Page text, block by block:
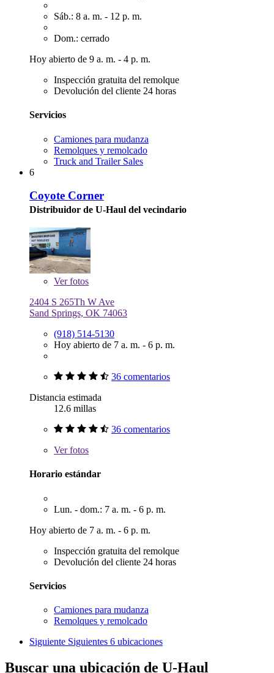
Sáb.: 8 a. m. - 12 p. m.
Dom.: cerrado
Hoy abierto de 9 a. m. - 4 p. m.
Inspección gratuita del remolque
Devolución del cliente 24 horas
Servicios
Camiones para mudanza
Remolques y remolcado
Truck and Trailer Sales
6
Coyote Corner
Distribuidor de U-Haul del vecindario
Verfotos
2404 S 265Th W Ave
Sand Springs, OK 74063
(918) 514-5130
Hoy abierto de 7 a. m. - 6 p. m.
36 comentarios
Distancia estimada
12.6 millas
36 comentarios
Verfotos
Horario estándar
Lun. - dom.: 7 a. m. - 6 p. m.
Hoy abierto de 7 a. m. - 6 p. m.
Inspección gratuita del remolque
Devolución del cliente 24 horas
Servicios
Camiones para mudanza
Remolques y remolcado
Siguiente Siguientes 6 ubicaciones
Buscar una ubicación de U-Haul